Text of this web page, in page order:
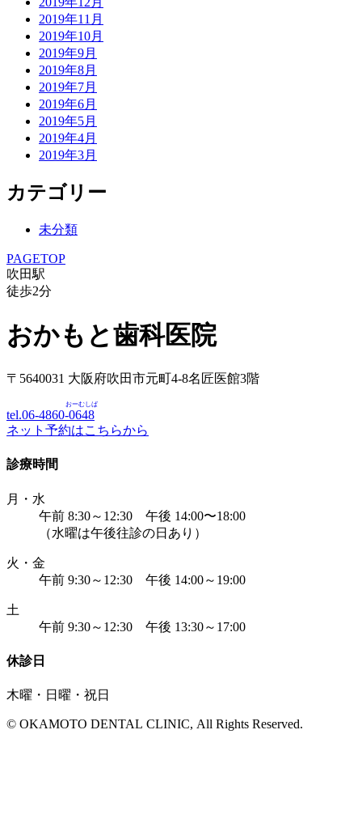
2019年11月
2019年10月
2019年9月
2019年8月
2019年7月
2019年6月
2019年5月
2019年4月
2019年3月
カテゴリー
未分類
PAGETOP
吹田駅
徒歩2分
おかもと歯科医院
〒5640031 大阪府吹田市元町4-8名匠医館3階
tel.06-4860-0648
おーむしば
ネット予約はこちらから
診療時間
月・水
午前 8:30～12:30 午後 14:00〜18:00
（水曜は午後往診の日あり）
火・金
午前 9:30～12:30 午後 14:00～19:00
土
午前 9:30～12:30 午後 13:30～17:00
休診日
木曜・日曜・祝日
© OKAMOTO DENTAL CLINIC, All Rights Reserved.